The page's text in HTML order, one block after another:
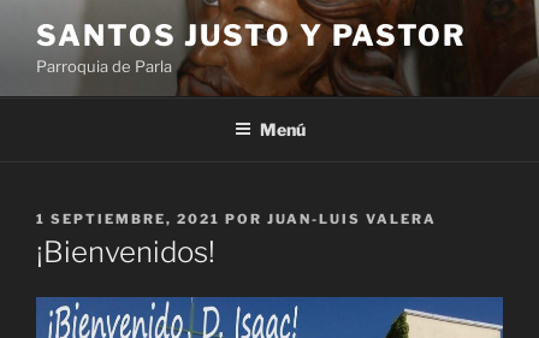
contenido
SANTOS JUSTO Y PASTOR
Parroquia de Parla
Menú
PUBLICADO
EL
1 SEPTIEMBRE, 2021 POR JUAN-LUIS VALERA
¡Bienvenidos!